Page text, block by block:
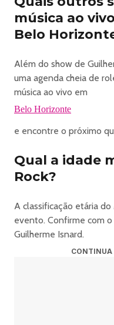
música ao
Belo
Além do show de
uma agenda cheia de
música ao vivo em
Belo Horizonte
e encontre o próximo
Qual a idade
Rock?
A classificação etária
evento. Confirme com
Guilherme Isnard.
CONTINUA